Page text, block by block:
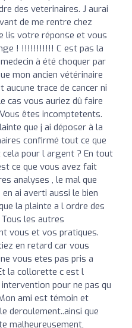
des veterinaires. J aurai
de me rentre chez
lis votre réponse et vous
! !!!!!!!!!!! C est pas la
à été choquer par
mon ancien vétérinaire
aucune trace de cancer ni
cas vous auriez dû faire
êtes incomptetents.
que j ai déposer à la
confirmé tout ce que
pour l argent ? En tout
ce que vous avez fait
analyses , le mal que
ai averti aussi le bien
la plainte a l ordre des
les autres
vous et vos pratiques.
en retard car vous
vous etes pas pris a
la collorette c est l
pour ne pas qu
ami est témoin et
deroulement..ainsi que
malheureusement,